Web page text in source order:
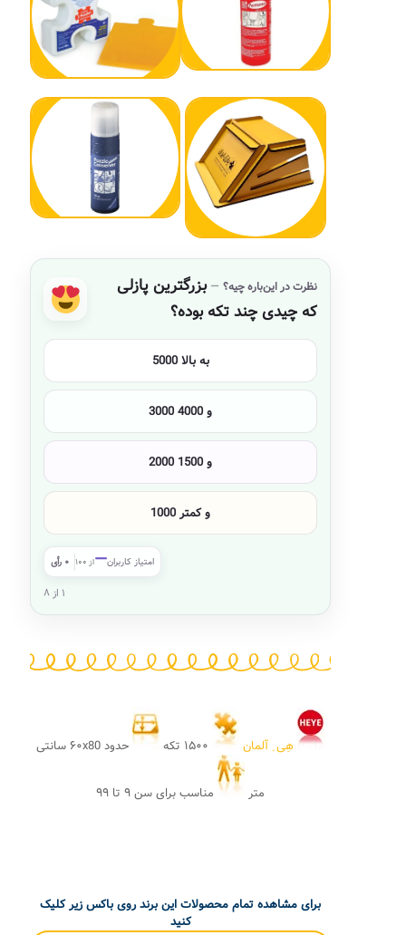
نظرت در این‌باره چیه؟
بزرگترین پازلی
که چیدی چند تکه بوده؟
5000 به بالا
3000 و 4000
2000 و 1500
1000 و کمتر
امتیاز کاربران—از ۱۰۰ ۰ رأی
۱ از ۸
هِی ِ آلمان حدود ۶۰x80 سانتی
متر مناسب برای سن ۹ تا ۹۹
برای مشاهده تمام محصولات این برند روی باکس زیر کلیک
کنید